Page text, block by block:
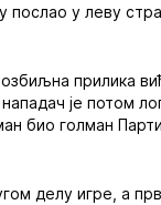
послао у леву
прилика
је потом
био голман
делу игре, а